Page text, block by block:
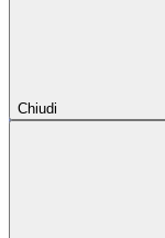
Chiudi